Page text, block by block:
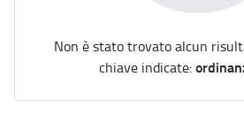
Non è stato trovato alcun
chiave indicate: